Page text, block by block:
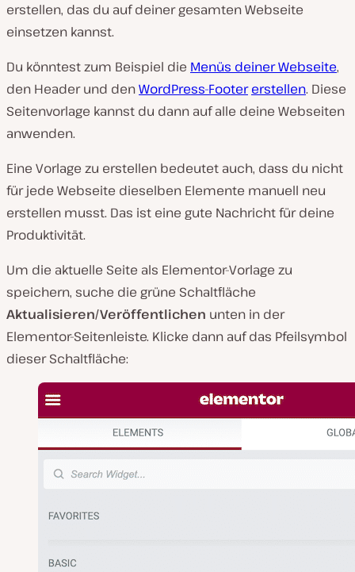
erstellen, das du auf deiner gesamten Webseite
einsetzen kannst.
Du könntest zum Beispiel die Menüs deiner Webseite,
den Header und denWordPress-Footer erstellen. Diese
Seitenvorlage kannst du dann auf alle deine Webseiten
anwenden.
Eine Vorlage zu erstellen bedeutet auch, dass du nicht
für jede Webseite dieselben Elemente manuell neu
erstellen musst. Das ist eine gute Nachricht für deine
Produktivität.
Um die aktuelle Seite als Elementor-Vorlage zu
speichern, suche die grüne Schaltfläche
Aktualisieren/Veröffentlichen unten in der
Elementor-Seitenleiste. Klicke dann auf das Pfeilsymbol
dieser Schaltfläche: